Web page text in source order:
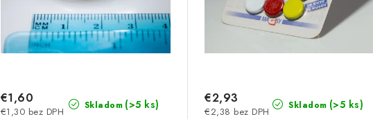
Skladom (>5 ks)
€1,30 bez DPH
€1,60 Skladom (>5 ks)
€2,38 bez DPH
€2,93